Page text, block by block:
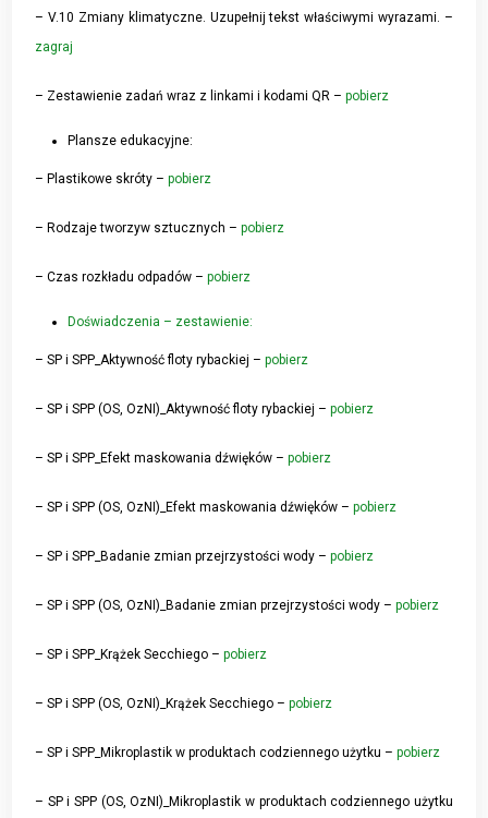
– V.10 Zmiany klimatyczne. Uzupełnij tekst właściwymi wyrazami. –
zagraj
– Zestawienie zadań wraz z linkami i kodami QR – pobierz
Plansze edukacyjne:
– Plastikowe skróty – pobierz
– Rodzaje tworzyw sztucznych – pobierz
– Czas rozkładu odpadów – pobierz
Doświadczenia – zestawienie:
– SP i SPP_Aktywność floty rybackiej – pobierz
– SP i SPP (OS, OzNI)_Aktywność floty rybackiej – pobierz
– SP i SPP_Efekt maskowania dźwięków – pobierz
– SP i SPP (OS, OzNI)_Efekt maskowania dźwięków – pobierz
– SP i SPP_Badanie zmian przejrzystości wody – pobierz
– SP i SPP (OS, OzNI)_Badanie zmian przejrzystości wody – pobierz
– SP i SPP_Krążek Secchiego – pobierz
– SP i SPP (OS, OzNI)_Krążek Secchiego – pobierz
– SP i SPP_Mikroplastik w produktach codziennego użytku – pobierz
– SP i SPP (OS, OzNI)_Mikroplastik w produktach codziennego użytku